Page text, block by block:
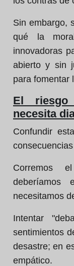
Sin embargo,
qué la
innovadoras
abierto y sin
para fomentar
El
necesita
Confundir
Corremos
deberíamos
necesitamos
Intentar
sentimientos
desastre; en
empático.